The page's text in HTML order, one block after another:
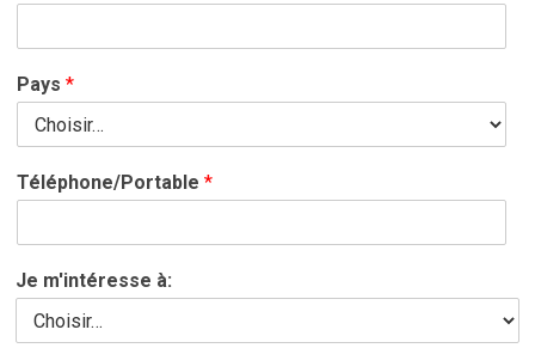
Pays *
Téléphone/Portable *
Je m'intéresse à: